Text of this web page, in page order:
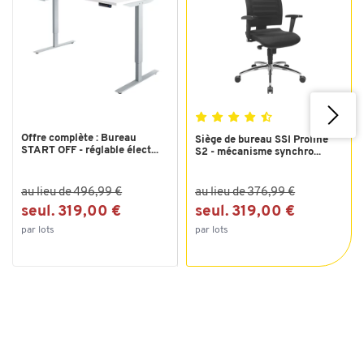
Offre complète : Bureau
START OFF - réglable élect...
au lieu de 496,99 €
seul. 319,00 €
par lots
Siège de bureau SSI Proline
S2 - mécanisme synchro...
au lieu de 376,99 €
seul. 319,00 €
par lots